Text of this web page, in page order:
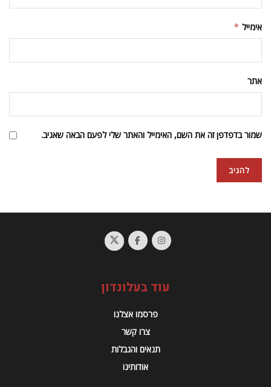
אימייל *
אתר
שמור בדפדפן זה את השם, האימייל והאתר שלי לפעם הבאה שאגיב.
עוד בעלונדון
פרסמו אצלנו
צרו קשר
תנאים והגבלות
אודותינו